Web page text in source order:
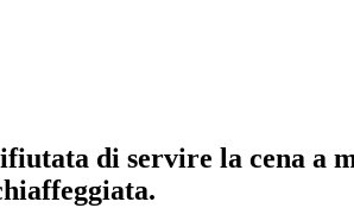
di servire la cena a